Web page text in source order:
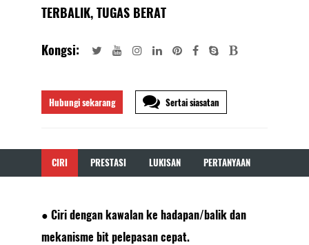
TERBALIK, TUGAS BERAT
Kongsi:
Hubungi sekarang Sertai siasatan
CIRI PRESTASI LUKISAN PERTANYAAN
● Ciri dengan kawalan ke hadapan/balik dan
mekanisme bit pelepasan cepat.